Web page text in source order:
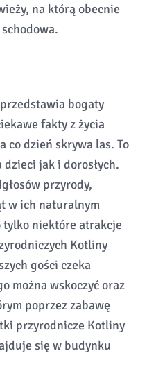
na którą obecnie
bogaty
fakty z życia
co dzień skrywa las. To
jak i dorosłych.
przyrody,
w ich naturalnym
tylko niektóre atrakcje
Kotliny
gości czeka
można wskoczyć oraz
poprzez zabawę
przyrodnicze Kotliny
się w budynku